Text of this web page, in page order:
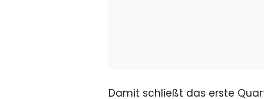
Damit schließt das erste